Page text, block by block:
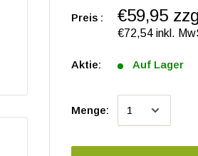
Preis : €59,95
€72,54 inkl.
Aktie: Auf Lager
Menge: